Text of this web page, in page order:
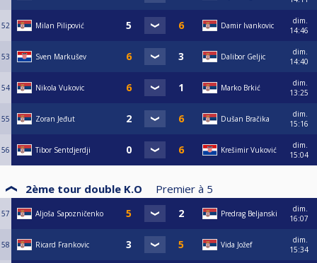
52 Milan Pilipović Damir Ivankovic
dim.
14:46
53 Sven Markušev Dalibor Geljic
dim.
14:40
54 Nikola Vukovic Marko Brkić
dim.
13:25
55 Zoran Jeđut Dušan Bračika
dim.
15:16
56 Tibor Sentdjerdji Krešimir Vuković
dim.
15:04
2ème tour double K.O Premier à 5
57 Aljoša Sapozničenko Predrag Beljanski
dim.
16:07
58 Ricard Frankovic Vida Jožef
dim.
15:34